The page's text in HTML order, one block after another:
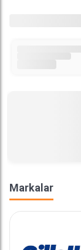
Markalar